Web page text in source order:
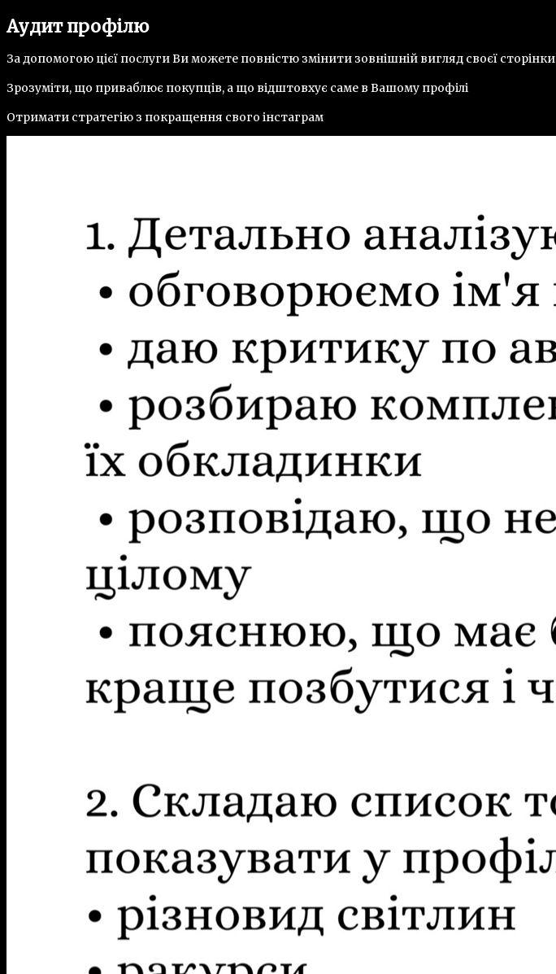
Аудит профілю
За допомогою цієї послуги Ви можете повністю змінити зовнішній вигляд своєї сторінки
Зрозуміти, що приваблює покупців, а що відштовхує саме в Вашому профілі
Отримати стратегію з покращення свого інстаграм